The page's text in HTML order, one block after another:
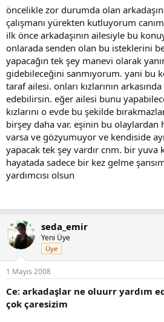
öncelikle zor durumda olan
çalışmanı yürekten kutluyorum
ilk önce arkadaşının ailesiyle bu
onlarada senden olan bu isteklerini
yapacağın tek şey manevi olarak
gidebileceğini sanmıyorum. yani bu
taraf ailesi. onları kızlarının
edebilirsin. eğer ailesi bunu
kızlarını o evde bu şekilde
birşey daha var. eşinin bu olaylardan
varsa ve gözyumuyor ve kendiside
yapacak tek şey vardır cnm. bir
hayatada sadece bir kez gelme
yardımcısı olsun
seda_emir
Yeni Üye
Üye
1 Mayıs 2008
Ce: arkadaşlar ne oluurr yardım
çok çaresizim